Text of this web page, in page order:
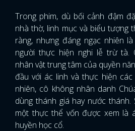
Trong phim, dù bối cảnh đậm
nhà thờ, linh mục và biểu tượng
ràng, nhưng đáng ngạc nhiên
người thực hiện nghi lễ trừ tà.
nhân vật trung tâm của quyền
đầu với ác linh và thực hiện
nhiên, cô không nhân danh
dùng thánh giá hay nước thánh.
một thực thể vốn được xem là
huyền học cổ.